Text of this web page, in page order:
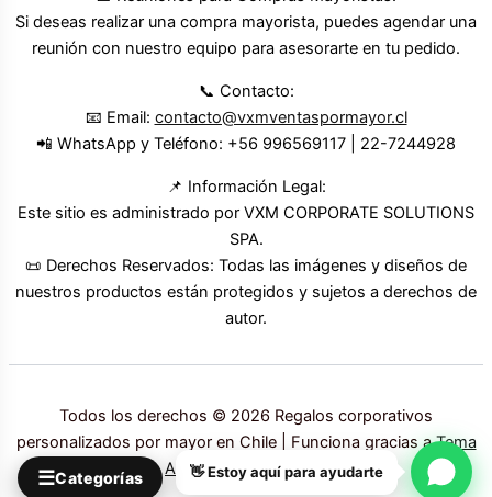
Si deseas realizar una compra mayorista, puedes agendar una
reunión con nuestro equipo para asesorarte en tu pedido.
📞 Contacto:
📧 Email: contacto@vxmventaspormayor.cl
📲 WhatsApp y Teléfono: +56 996569117 | 22-7244928
📌 Información Legal:
Este sitio es administrado por VXM CORPORATE SOLUTIONS
SPA.
📜 Derechos Reservados: Todas las imágenes y diseños de
nuestros productos están protegidos y sujetos a derechos de
autor.
Todos los derechos © 2026 Regalos corporativos
personalizados por mayor en Chile | Funciona gracias aTema
Astra para WordPress
☰Categorías 👋 Estoy aquí para ayudarte